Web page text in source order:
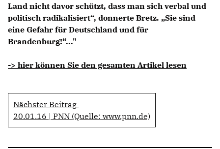
Land nicht davor schützt, dass man sich verbal und
politisch radikalisiert“, donnerte Bretz. „Sie sind
eine Gefahr für Deutschland und für
Brandenburg!“..."
-> hier können Sie den gesamten Artikel lesen
Nächster Beitrag
20.01.16 | PNN (Quelle: www.pnn.de)